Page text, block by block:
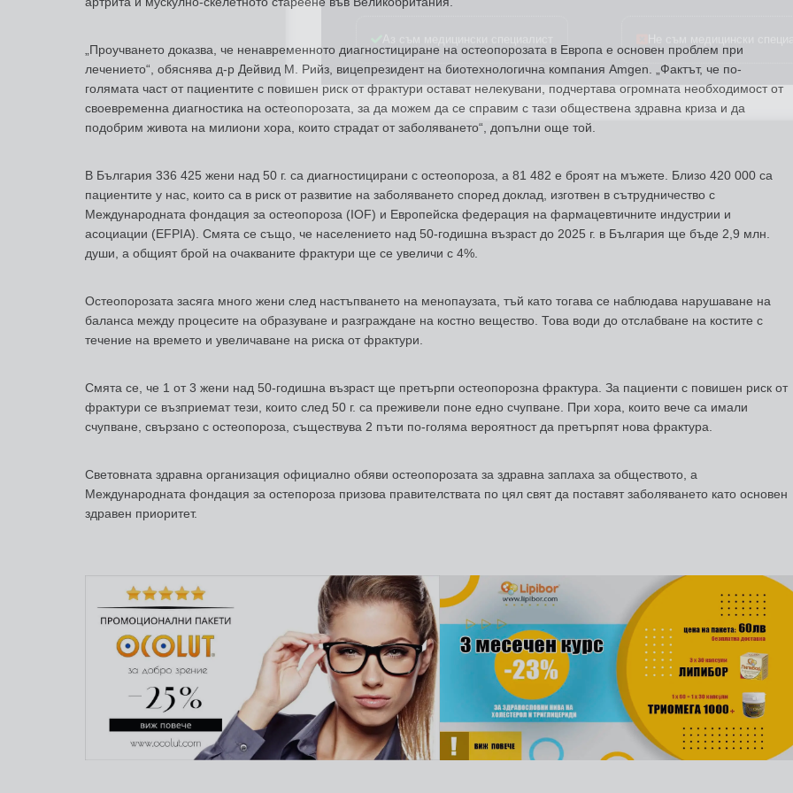
„Проучването доказва, че ненавременното диагностициране на остеопорозата в Европа е основен проблем при
лечението“, обяснява д-р Дейвид М. Рийз, вицепрезидент на биотехнологична компания Amgen. „Фактът, че по-
голямата част от пациентите с повишен риск от фрактури остават нелекувани, подчертава огромната необходимост от
своевременна диагностика на остеопорозата, за да можем да се справим с тази обществена здравна криза и да
подобрим живота на милиони хора, които страдат от заболяването“, допълни още той.
В България 336 425 жени над 50 г. са диагностицирани с остеопороза, а 81 482 е броят на мъжете. Близо 420 000 са
пациентите у нас, които са в риск от развитие на заболяването според доклад, изготвен в сътрудничество с
Международната фондация за остеопороза (IOF) и Европейска федерация на фармацевтичните индустрии и
асоциации (EFPIA). Смята се също, че населението над 50-годишна възраст до 2025 г. в България ще бъде 2,9 млн.
души, а общият брой на очакваните фрактури ще се увеличи с 4%.
Остеопорозата засяга много жени след настъпването на менопаузата, тъй като тогава се наблюдава нарушаване на
баланса между процесите на образуване и разграждане на костно вещество. Това води до отслабване на костите с
течение на времето и увеличаване на риска от фрактури.
Смята се, че 1 от 3 жени над 50-годишна възраст ще претърпи остеопорозна фрактура. За пациенти с повишен риск от
фрактури се възприемат тези, които след 50 г. са преживели поне едно счупване. При хора, които вече са имали
счупване, свързано с остеопороза, съществува 2 пъти по-голяма вероятност да претърпят нова фрактура.
Световната здравна организация официално обяви остеопорозата за здравна заплаха за обществото, а
Международната фондация за остепороза призова правителствата по цял свят да поставят заболяването като основен
здравен приоритет.
Аз съм медицински специалист